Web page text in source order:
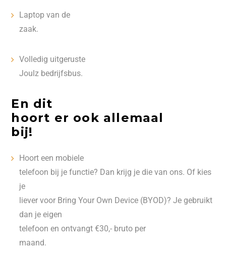
Laptop van de
zaak.
Volledig uitgeruste
Joulz bedrijfsbus.
En dit
hoort er ook allemaal
bij!
Hoort een mobiele
telefoon bij je functie? Dan krijg je die van ons. Of kies
je
liever voor Bring Your Own Device (BYOD)? Je gebruikt
dan je eigen
telefoon en ontvangt €30,- bruto per
maand.